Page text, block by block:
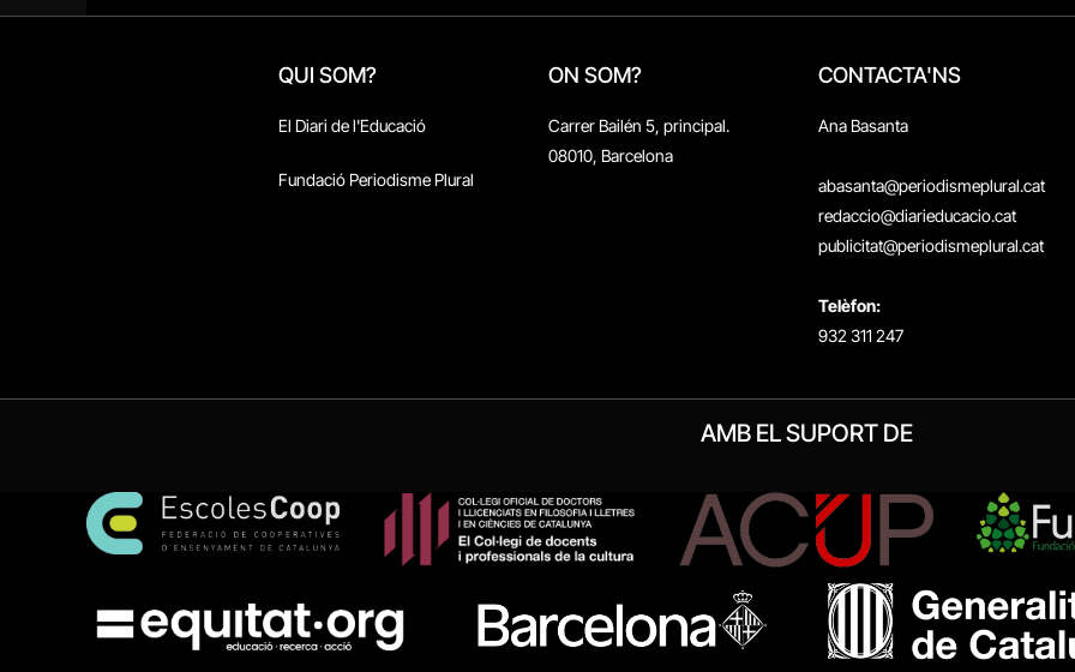
QUI SOM?
El Diari de l'Educació
Fundació Periodisme Plural
ON SOM?
Carrer Bailén 5, principal.
08010, Barcelona
CONTACTA'NS
Ana Basanta
abasanta@periodismeplural.cat
redaccio@diarieducacio.cat
publicitat@periodismeplural.cat
Telèfon:
932 311 247
AMB EL SUPORT DE